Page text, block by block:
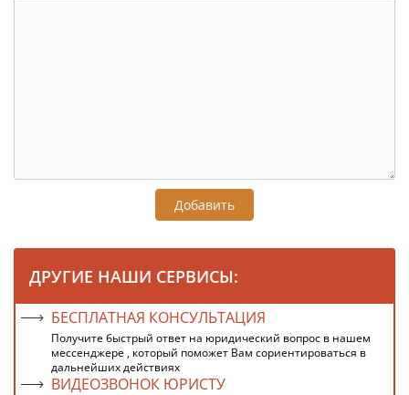
Добавить
ДРУГИЕ НАШИ СЕРВИСЫ:
БЕСПЛАТНАЯ КОНСУЛЬТАЦИЯ
Получите быстрый ответ на юридический вопрос в нашем
мессенджере , который поможет Вам сориентироваться в
дальнейших действиях
ВИДЕОЗВОНОК ЮРИСТУ